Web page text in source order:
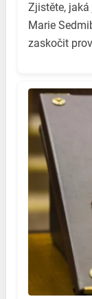
Zjistěte,
Marie
zaskočit